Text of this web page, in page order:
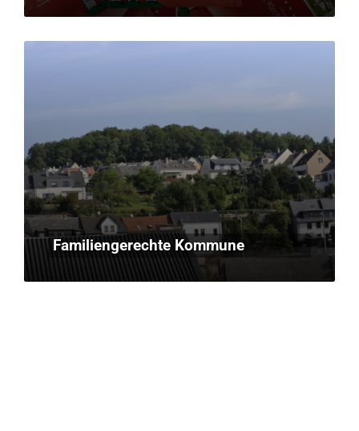
Familiengerechte Kommune